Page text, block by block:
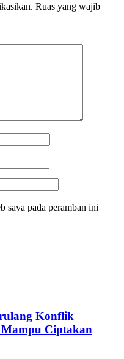
Ruas yang wajib
saya pada peramban ini
Konflik
Mampu Ciptakan